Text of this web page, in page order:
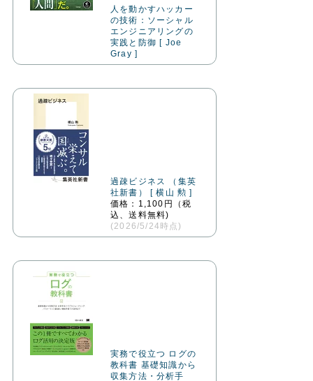
人を動かすハッカー
の技術：ソーシャル
エンジニアリングの
実践と防御 [ Joe
Gray ]
過疎ビジネス （集英
社新書） [ 横山 勲 ]
価格：1,100円（税
込、送料無料)
(2026/5/24時点)
実務で役立つ ログの
教科書 基礎知識から
収集方法・分析手